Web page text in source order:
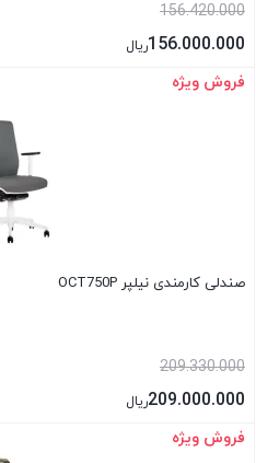
156.420.000
156.000.000ریال
بستن
فروش ویژه
صندلی کارمندی نیلپر OCT750P
209.330.000
209.000.000ریال
بستن
فروش ویژه